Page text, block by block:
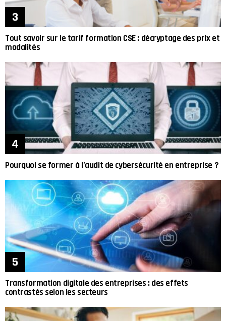
Tout savoir sur le tarif formation CSE : décryptage des prix et
modalités
Pourquoi se former à l’audit de cybersécurité en entreprise ?
Transformation digitale des entreprises : des effets
contrastés selon les secteurs